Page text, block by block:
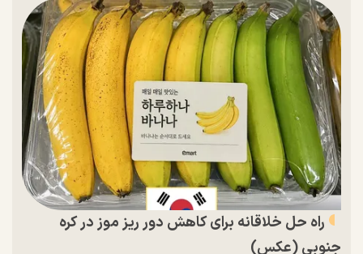
راه حل خلاقانه برای کاهش دور ریز موز در کره
جنوبی (عکس)